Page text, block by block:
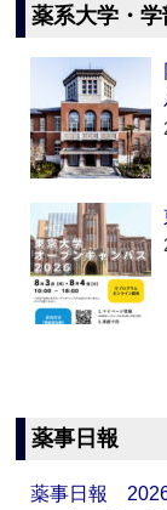
薬系大学・
薬事日報
薬事日報